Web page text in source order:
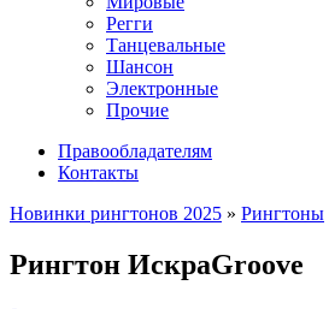
Регги
Танцевальные
Шансон
Электронные
Прочие
Правообладателям
Контакты
Новинки рингтонов 2025 » Рингтоны
Рингтон ИскраGroove